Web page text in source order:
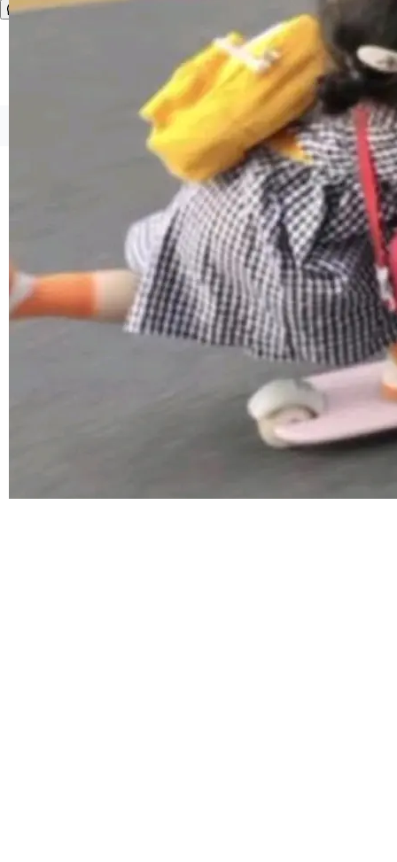
_amf) filter SMPTE 2094-50 元数据支持和直
通 ProRes RAW VideoToolbox 硬件加速器 AP
©OSCHINA(OSChina.NET) 京ICP备2025119063号